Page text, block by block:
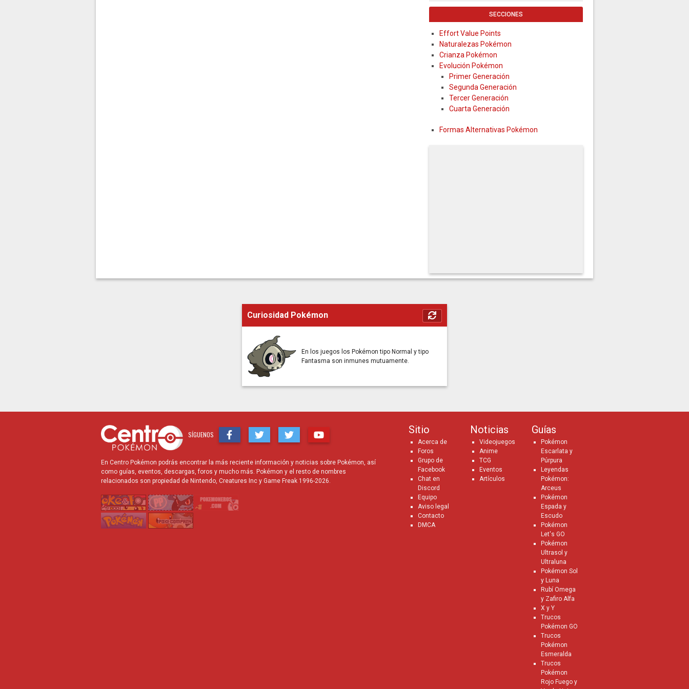
SECCIONES
Effort Value Points
Naturalezas Pokémon
Crianza Pokémon
Evolución Pokémon
Primer Generación
Segunda Generación
Tercer Generación
Cuarta Generación
Formas Alternativas Pokémon
Curiosidad Pokémon
En los juegos los Pokémon tipo Normal y tipo
Fantasma son inmunes mutuamente.
SÍGUENOS
En Centro Pokémon podrás encontrar la más reciente información y noticias sobre Pokémon, así
como guías, eventos, descargas, foros y mucho más. Pokémon y el resto de nombres
relacionados son propiedad de Nintendo, Creatures Inc y Game Freak 1996-2026.
Sitio
Acerca de
Foros
Grupo de
Facebook
Chat en
Discord
Equipo
Aviso legal
Contacto
DMCA
Noticias
Videojuegos
Anime
TCG
Eventos
Artículos
Guías
Pokémon
Escarlata y
Púrpura
Leyendas
Pokémon:
Arceus
Pokémon
Espada y
Escudo
Pokémon
Let's GO
Pokémon
Ultrasol y
Ultraluna
Pokémon Sol
y Luna
Rubí Omega
y Zafiro Alfa
X y Y
Trucos
Pokémon GO
Trucos
Pokémon
Esmeralda
Trucos
Pokémon
Rojo Fuego y